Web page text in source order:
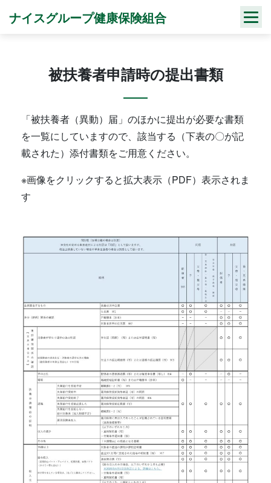
ナイスグループ健康保険組合
被扶養者申請時の提出書類
「被扶養者（異動）届」のほかに提出が必要な書類
を一覧にしていますので、該当する（下表の〇が記
載された）添付書類をご用意ください。
※画像をクリックすると拡大表示（PDF）表示されま
す